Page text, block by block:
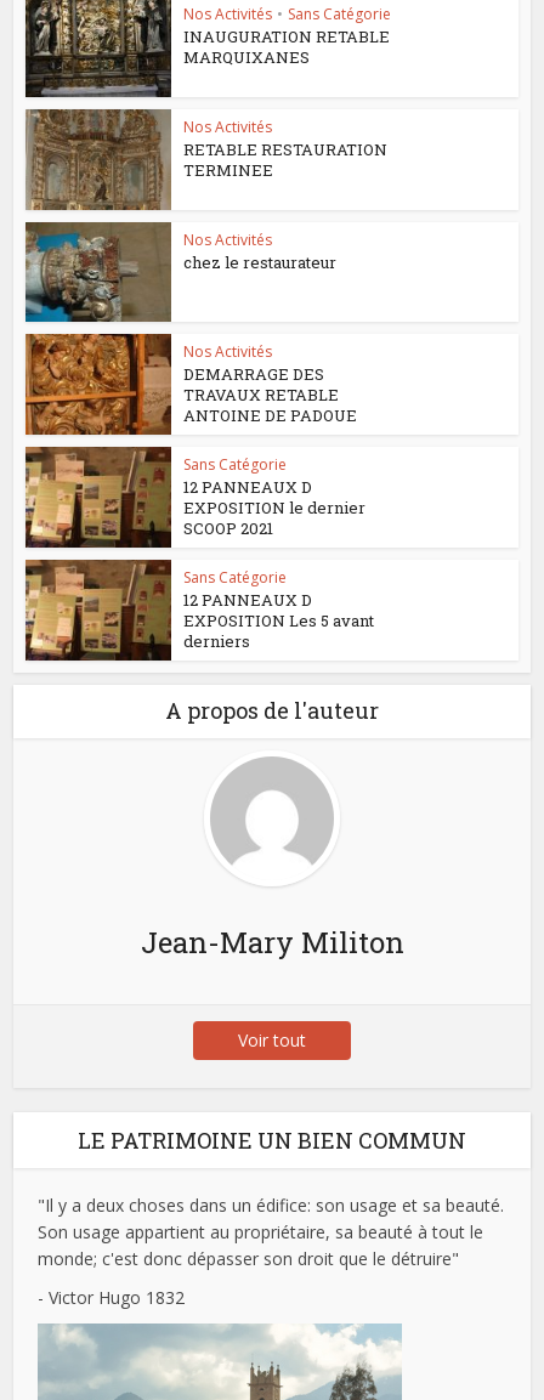
Nos Activités • Sans Catégorie
INAUGURATION RETABLE
MARQUIXANES
Nos Activités
RETABLE RESTAURATION
TERMINEE
Nos Activités
chez le restaurateur
Nos Activités
DEMARRAGE DES
TRAVAUX RETABLE
ANTOINE DE PADOUE
Sans Catégorie
12 PANNEAUX D
EXPOSITION le dernier
SCOOP 2021
Sans Catégorie
12 PANNEAUX D
EXPOSITION Les 5 avant
derniers
A propos de l'auteur
Jean-Mary Militon
Voir tout
LE PATRIMOINE UN BIEN COMMUN
"Il y a deux choses dans un édifice: son usage et sa beauté.
Son usage appartient au propriétaire, sa beauté à tout le
monde; c'est donc dépasser son droit que le détruire"
- Victor Hugo 1832